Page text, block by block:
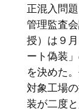
正混入問
管理監査
授）は９
ート偽装
を決めた
対象工場
装が二度